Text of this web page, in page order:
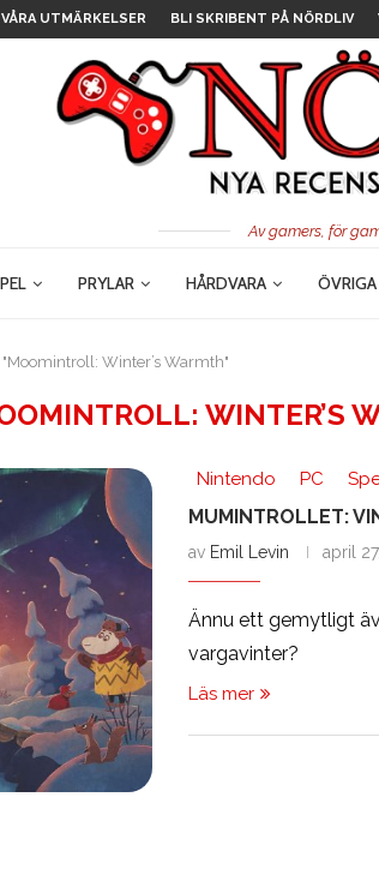
VÅRA UTMÄRKELSER BLI SKRIBENT PÅ NÖRDLIV
Av gamers, för
PRYLAR HÅRDVARA ÖVRIGA
Winter’s Warmth"
WINTER’S
Nintendo PC
MUMINTROLLET:
av Emil Levin april
Ännu ett gemytligt
vargavinter?
Läs mer